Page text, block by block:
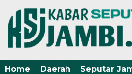
Home Daerah Seputar